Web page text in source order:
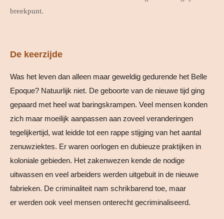
breekpunt.
De keerzijde
Was het leven dan alleen maar geweldig gedurende het Belle
Epoque? Natuurlijk niet. De geboorte van de nieuwe tijd ging
gepaard met heel wat baringskrampen. Veel mensen konden
zich maar moeilijk aanpassen aan zoveel veranderingen
tegelijkertijd, wat leidde tot een rappe stijging van het aantal
zenuwziektes. Er waren oorlogen en dubieuze praktijken in
koloniale gebieden. Het zakenwezen kende de nodige
uitwassen en veel arbeiders werden uitgebuit in de nieuwe
fabrieken. De criminaliteit nam schrikbarend toe, maar
er werden ook veel mensen onterecht gecriminaliseerd.